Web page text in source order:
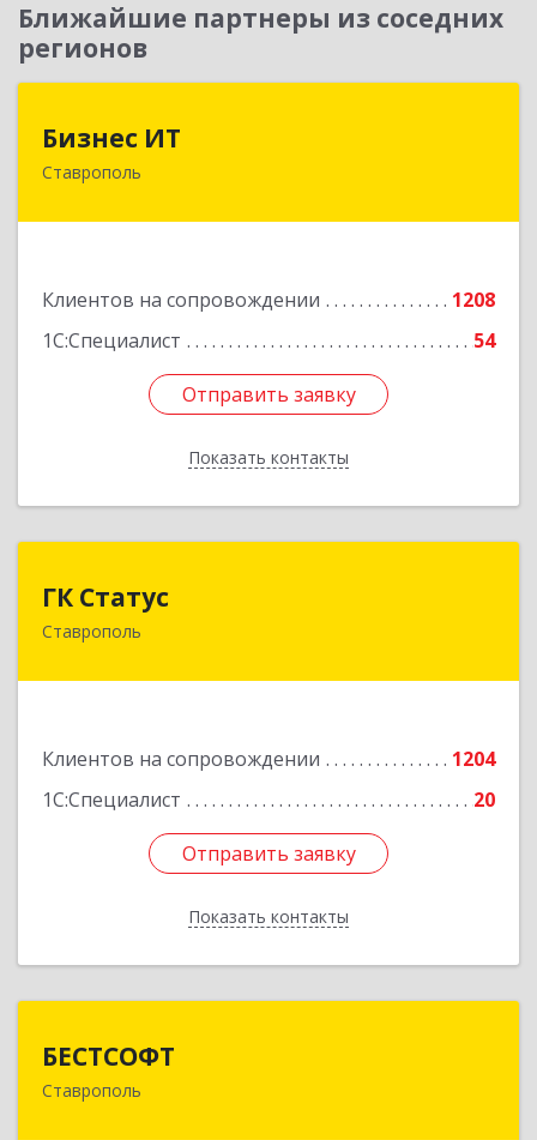
Ближайшие партнеры из соседних
регионов
Бизнес ИТ
Ставрополь
Клиентов на сопровождении
1208
1С:Специалист
54
Отправить заявку
Показать контакты
355035, Ставропольский край, Ставрополь г, 1
Отправить заявку
Назад
ГК Статус
Ставрополь
Клиентов на сопровождении
1204
1С:Специалист
20
Отправить заявку
Показать контакты
355002, Ставропольский край, Ставрополь г,
Отправить заявку
Назад
БЕСТСОФТ
Ставрополь
355011, Ставропольский край, Ставрополь г,